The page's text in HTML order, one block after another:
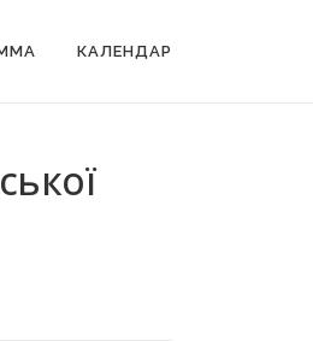
КАЛЕНДАР